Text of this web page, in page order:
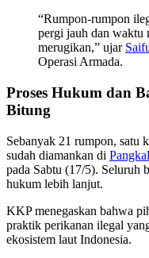
“Rumpon-rumpon
pergi jauh dan waktu
merugikan,” ujar
Operasi Armada.
Proses Hukum dan
Bitung
Sebanyak 21 rumpon, satu
sudah diamankan di
pada Sabtu (17/5). Seluruh
hukum lebih lanjut.
KKP menegaskan bahwa
praktik perikanan ilegal
ekosistem laut Indonesia.